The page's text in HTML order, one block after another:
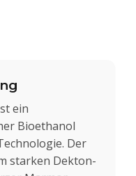
ein
Bioethanol
Der
starken Dekton-